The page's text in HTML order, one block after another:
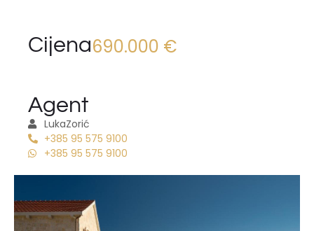
Cijena690.000 €
Agent
LukaZorić
+385 95 575 9100
+385 95 575 9100